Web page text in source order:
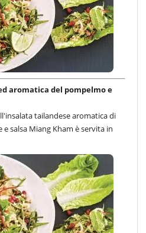
aromatica del pompelmo e
tailandese aromatica di
salsa Miang Kham è servita in